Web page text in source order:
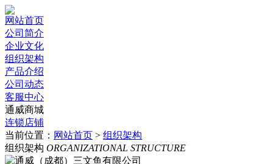
网站首页
公司简介
企业文化
组织架构
产品介绍
公司动态
客服中心
通威商城
连锁店铺
当前位置： 网站首页 > 组织架构
组织架构 ORGANIZATIONAL STRUCTURE